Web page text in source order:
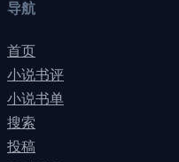
导航
首页
小说书评
小说书单
搜索
投稿